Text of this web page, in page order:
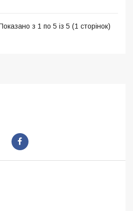
з 1 по 5 із 5 (1 сторінок)